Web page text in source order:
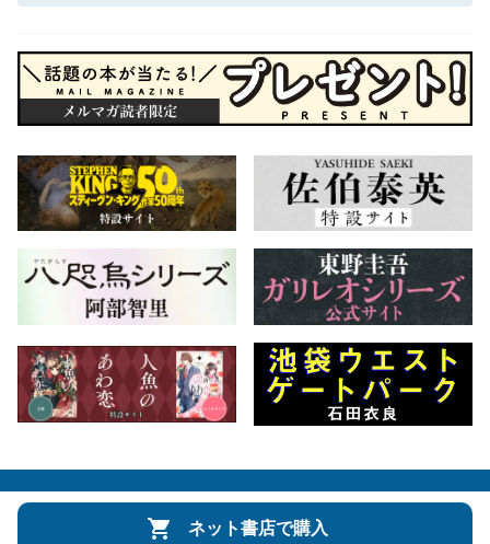
ネット書店で購入
会社概要 自費出版のご案内 お問合せ
株式会社文藝春秋 文春オンライン Number Web